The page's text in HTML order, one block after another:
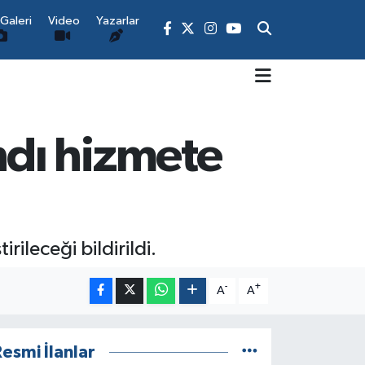
Video Yazarlar
hizmete
bildirildi.
A- A+
İlanlar